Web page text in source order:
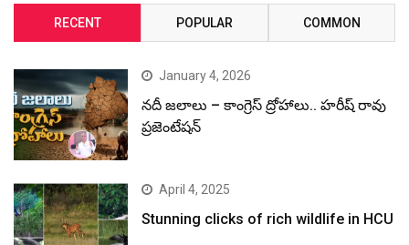
RECENT POPULAR COMMON
January 4, 2026
నదీ జలాలు – కాంగ్రెస్ ద్రోహాలు.. హరీష్ రావు
ప్రజెంటేషన్
April 4, 2025
Stunning clicks of rich wildlife in HCU